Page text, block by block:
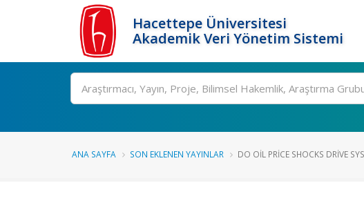
Hacettepe Üniversitesi
Akademik Veri Yönetim Sistemi
Ara
ANA SAYFA SON EKLENEN YAYINLAR DO OIL PRICE SHOCKS DRIVE